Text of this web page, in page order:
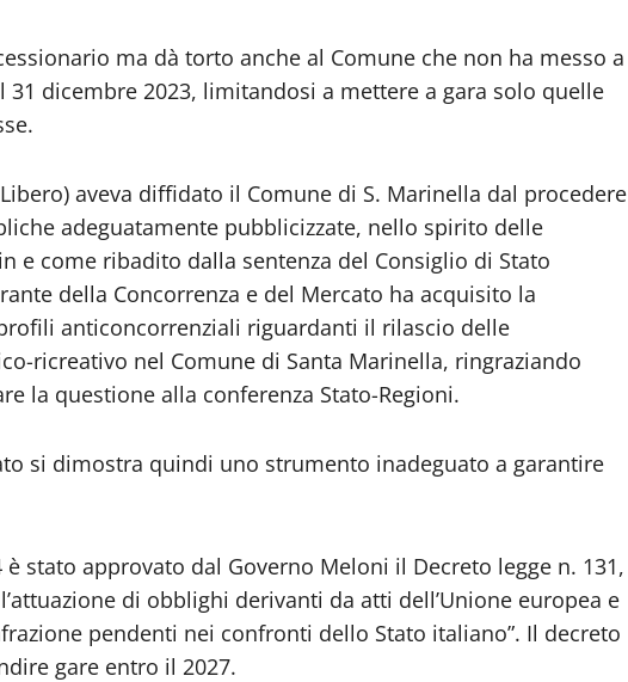
ma dà torto anche al Comune che non ha messo a
dicembre 2023, limitandosi a mettere a gara solo quelle
aveva diffidato il Comune di S. Marinella dal procedere
adeguatamente pubblicizzate, nello spirito delle
e come ribadito dalla sentenza del Consiglio di Stato
della Concorrenza e del Mercato ha acquisito la
anticoncorrenziali riguardanti il rilascio delle
ricreativo nel Comune di Santa Marinella, ringraziando
la questione alla conferenza Stato-Regioni.
si dimostra quindi uno strumento inadeguato a garantire
stato approvato dal Governo Meloni il Decreto legge n. 131,
di obblighi derivanti da atti dell’Unione europea e
pendenti nei confronti dello Stato italiano”. Il decreto
gare entro il 2027.